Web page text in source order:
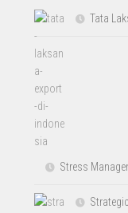
Tata
Stress